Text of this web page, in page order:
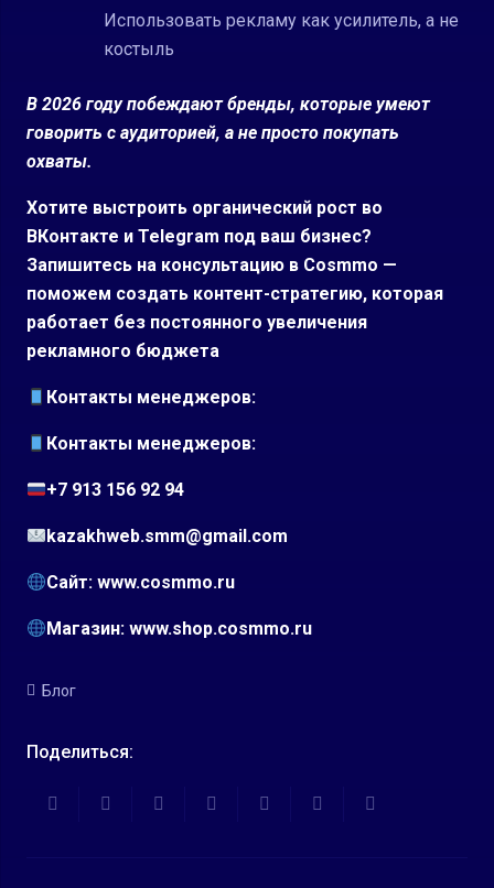
Использовать рекламу как усилитель, а не
костыль
В 2026 году побеждают бренды, которые умеют
говорить с аудиторией, а не просто покупать
охваты.
Хотите выстроить органический рост во
ВКонтакте и Telegram под ваш бизнес?
Запишитесь на консультацию в Cosmmo —
поможем создать контент-стратегию, которая
работает без постоянного увеличения
рекламного бюджета
Контакты менеджеров:
Контакты менеджеров:
+7 913 156 92 94
kazakhweb.smm@gmail.com
Сайт:www.cosmmo.ru
Магазин:www.shop.cosmmo.ru
Блог
Поделиться: